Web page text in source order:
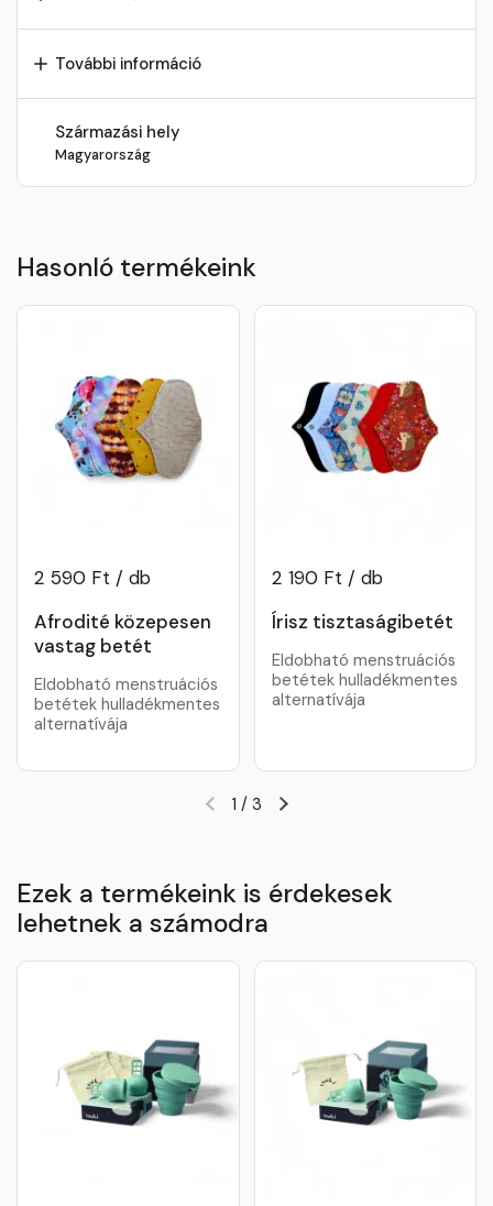
További információ
Származási hely
Magyarország
Hasonló termékeink
2 590 Ft / db
Afrodité közepesen
vastag betét
Eldobható menstruációs
betétek hulladékmentes
alternatívája
2 190 Ft / db
Írisz tisztaságibetét
Eldobható menstruációs
betétek hulladékmentes
alternatívája
1 / 3
Ezek a termékeink is érdekesek
lehetnek a számodra